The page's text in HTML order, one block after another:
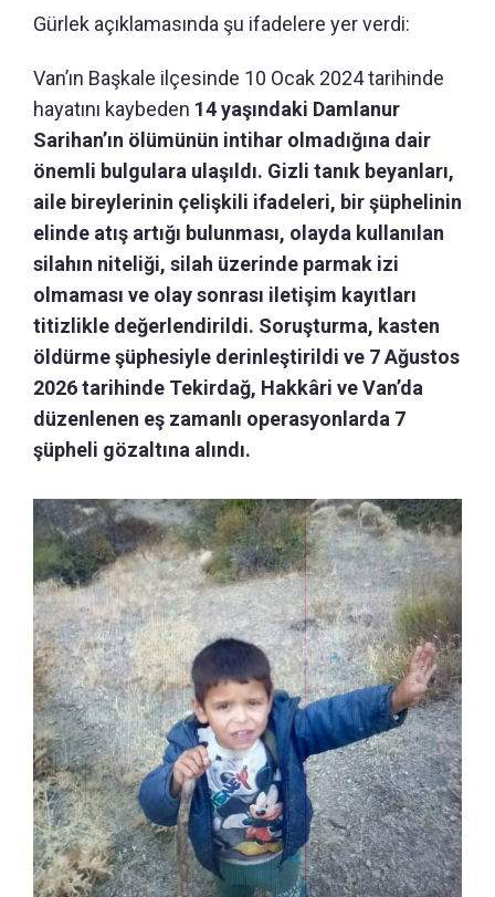
Gürlek açıklamasında şu ifadelere yer verdi:
Van’ın Başkale ilçesinde 10 Ocak 2024 tarihinde
hayatını kaybeden 14 yaşındaki Damlanur
Sarihan’ın ölümünün intihar olmadığına dair
önemli bulgulara ulaşıldı. Gizli tanık beyanları,
aile bireylerinin çelişkili ifadeleri, bir şüphelinin
elinde atış artığı bulunması, olayda kullanılan
silahın niteliği, silah üzerinde parmak izi
olmaması ve olay sonrası iletişim kayıtları
titizlikle değerlendirildi. Soruşturma, kasten
öldürme şüphesiyle derinleştirildi ve 7 Ağustos
2026 tarihinde Tekirdağ, Hakkâri ve Van’da
düzenlenen eş zamanlı operasyonlarda 7
şüpheli gözaltına alındı.